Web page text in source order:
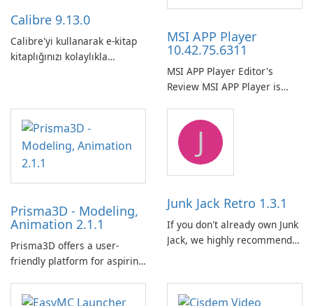
Calibre 9.13.0
Calibre'yi kullanarak e-kitap
kitaplığınızı kolaylıkla
MSI APP Player
10.42.75.6311
MSI APP Player Editor's
Review MSI APP Player is
emulator built atop the
BlueStacks engine and tuned
for MSI hardware.
Prisma3D - Modeling,
Animation 2.1.1
Prisma3D offers a user-
friendly platform for aspiring
imagination to life. With a
J
Junk Jack Retro 1.3.1
If you don't already own Junk
Jack, we highly recommend
This game is where it all
began! Junk Jack Retro,